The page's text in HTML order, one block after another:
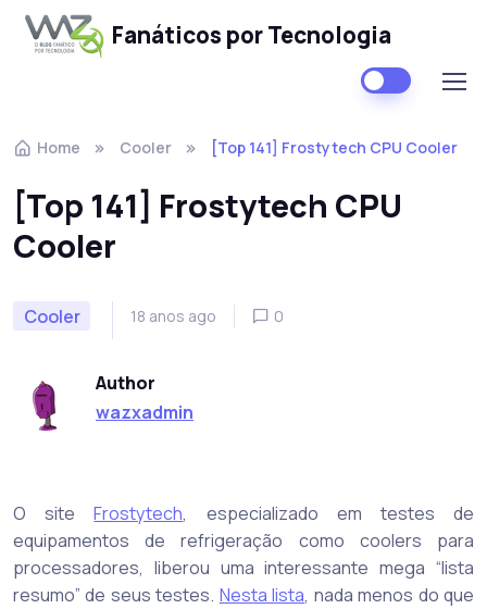
Fanáticos por Tecnologia
Home Cooler [Top 141] Frostytech CPU Cooler
[Top 141] Frostytech CPU
Cooler
Cooler 18 anos ago 0
Author
wazxadmin
O siteFrostytech, especializado em testes de
equipamentos de refrigeração como coolers para
processadores, liberou uma interessante mega “lista
resumo” de seus testes. Nesta lista, nada menos do que